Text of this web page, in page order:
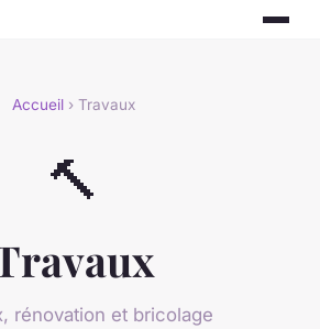
Accueil › Travaux
🔨
rénovation et bricolage